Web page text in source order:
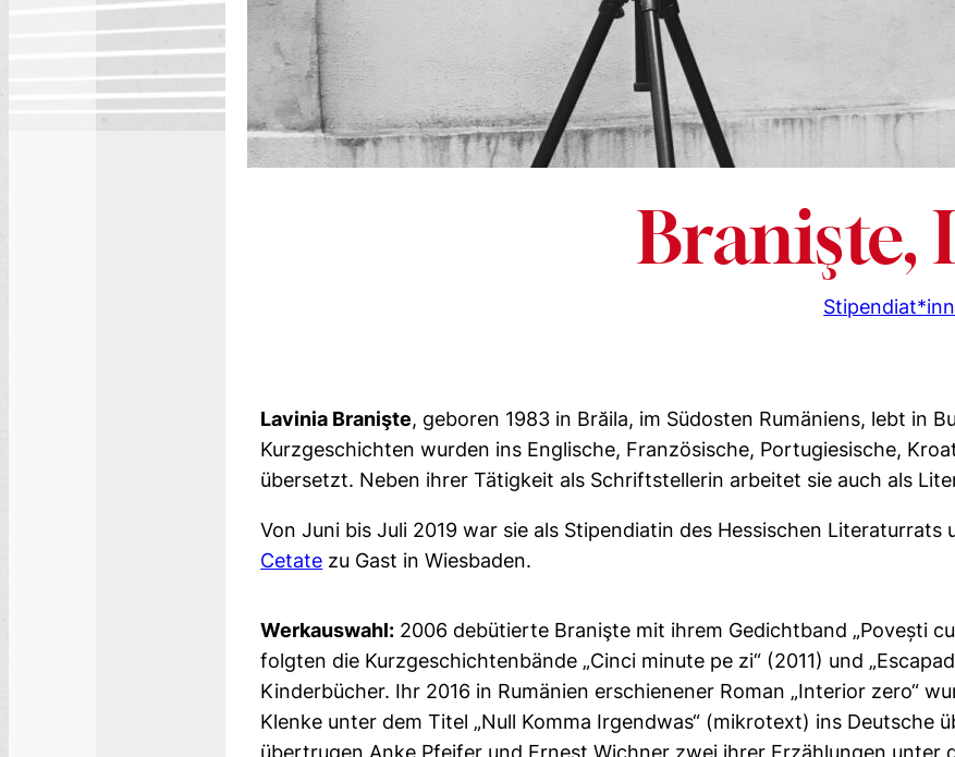
Branişte,
Lavinia Branişte, geboren 1983 in Brăila, im Südosten Rumäniens, lebt in
Kurzgeschichten wurden ins Englische, Französische, Portugiesische,
übersetzt. Neben ihrer Tätigkeit als Schriftstellerin arbeitet sie auch als
Von Juni bis Juli 2019 war sie als Stipendiatin des Hessischen Literaturrats
Cetate zu Gast in Wiesbaden.
Werkauswahl: 2006 debütierte Branişte mit ihrem Gedichtband „Povești
folgten die Kurzgeschichtenbände „Cinci minute pe zi“ (2011) und
Kinderbücher. Ihr 2016 in Rumänien erschienener Roman „Interior zero“
Klenke unter dem Titel „Null Komma Irgendwas“ (mikrotext) ins Deutsche